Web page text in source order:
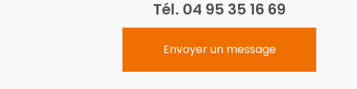
Tél. 04 95 35 16 69
Envoyer un message